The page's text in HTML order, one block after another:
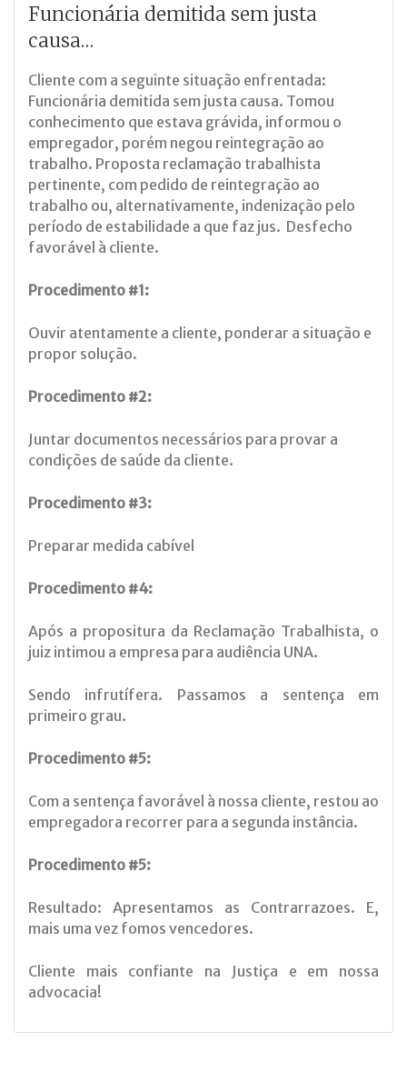
Funcionária demitida sem justa
causa…
Cliente com a seguinte situação enfrentada:
Funcionária demitida sem justa causa. Tomou
conhecimento que estava grávida, informou o
empregador, porém negou reintegração ao
trabalho. Proposta reclamação trabalhista
pertinente, com pedido de reintegração ao
trabalho ou, alternativamente, indenização pelo
período de estabilidade a que faz jus. Desfecho
favorável à cliente.
Procedimento #1:
Ouvir atentamente a cliente, ponderar a situação e
propor solução.
Procedimento #2:
Juntar documentos necessários para provar a
condições de saúde da cliente.
Procedimento #3:
Preparar medida cabível
Procedimento #4:
Após a propositura da Reclamação Trabalhista, o
juiz intimou a empresa para audiência UNA.
Sendo infrutífera. Passamos a sentença em
primeiro grau.
Procedimento #5:
Com a sentença favorável à nossa cliente, restou ao
empregadora recorrer para a segunda instância.
Procedimento #5:
Resultado: Apresentamos as Contrarrazoes. E,
mais uma vez fomos vencedores.
Cliente mais confiante na Justiça e em nossa
advocacia!